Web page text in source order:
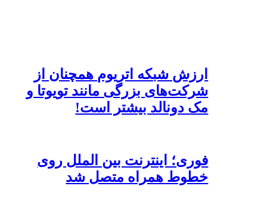
ارزش شبکه اتریوم همچنان از
شرکت‌های بزرگی مانند تویوتا و
مک دونالد بیشتر است!
فوری؛ اینترنت بین الملل روی
خطوط همراه متصل شد